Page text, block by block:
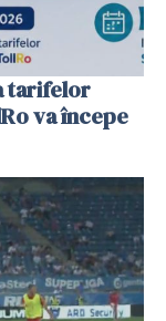
tarifelor
va începe